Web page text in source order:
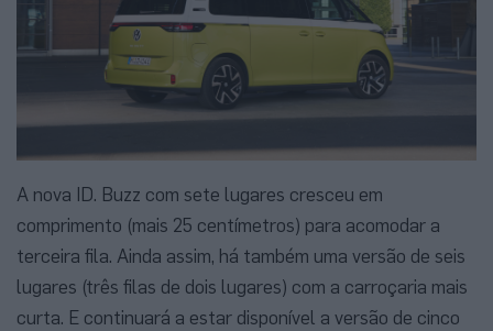
A nova ID. Buzz com sete lugares cresceu em
comprimento (mais 25 centímetros) para acomodar a
terceira fila. Ainda assim, há também uma versão de seis
lugares (três filas de dois lugares) com a carroçaria mais
curta. E continuará a estar disponível a versão de cinco